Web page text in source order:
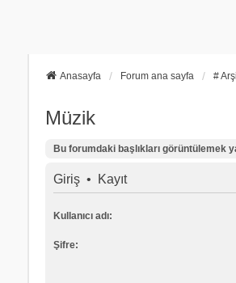
Anasayfa Forum ana sayfa #
Müzik
Bu forumdaki başlıkları görüntülemek
Giriş• Kayıt
Kullanıcı adı:
Şifre: